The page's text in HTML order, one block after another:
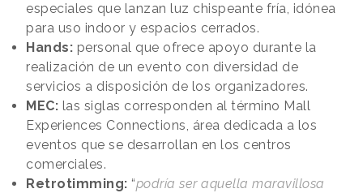
especiales que lanzan luz chispeante fría, idónea
para uso indoor y espacios cerrados.
Hands: personal que ofrece apoyo durante la
realización de un evento con diversidad de
servicios a disposición de los organizadores.
MEC: las siglas corresponden al término Mall
Experiences Connections, área dedicada a los
eventos que se desarrollan en los centros
comerciales.
Retrotimming: “podría ser aquella maravillosa